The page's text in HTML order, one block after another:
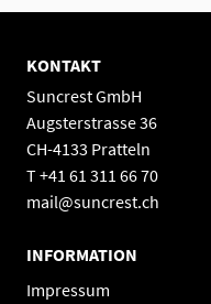
KONTAKT
Suncrest GmbH
Augsterstrasse 36
CH-4133 Pratteln
T +41 61 311 66 70
mail@suncrest.ch
INFORMATION
Impressum